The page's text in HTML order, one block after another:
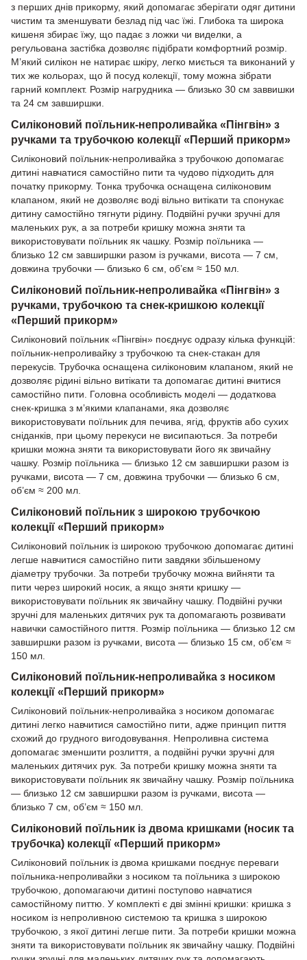
з перших днів прикорму, який допомагає зберігати одяг дитини
чистим та зменшувати безлад під час їжі. Глибока та широка
кишеня збирає їжу, що падає з ложки чи виделки, а
регульована застібка дозволяє підібрати комфортний розмір.
М’який силікон не натирає шкіру, легко миється та виконаний у
тих же кольорах, що й посуд колекції, тому можна зібрати
гарний комплект. Розмір нагрудника — близько 30 см заввишки
та 24 см завширшки.
Силіконовий поїльник-непроливайка «Пінгвін» з
ручками та трубочкою колекції «Перший прикорм»
Силіконовий поїльник-непроливайка з трубочкою допомагає
дитині навчатися самостійно пити та чудово підходить для
початку прикорму. Тонка трубочка оснащена силіконовим
клапаном, який не дозволяє воді вільно витікати та спонукає
дитину самостійно тягнути рідину. Подвійні ручки зручні для
маленьких рук, а за потреби кришку можна зняти та
використовувати поїльник як чашку. Розмір поїльника —
близько 12 см завширшки разом із ручками, висота — 7 см,
довжина трубочки — близько 6 см, об’єм ≈ 150 мл.
Силіконовий поїльник-непроливайка «Пінгвін» з
ручками, трубочкою та снек-кришкою колекції
«Перший прикорм»
Силіконовий поїльник «Пінгвін» поєднує одразу кілька функцій:
поїльник-непроливайку з трубочкою та снек-стакан для
перекусів. Трубочка оснащена силіконовим клапаном, який не
дозволяє рідині вільно витікати та допомагає дитині вчитися
самостійно пити. Головна особливість моделі — додаткова
снек-кришка з м’якими клапанами, яка дозволяє
використовувати поїльник для печива, ягід, фруктів або сухих
сніданків, при цьому перекуси не висипаються. За потреби
кришки можна зняти та використовувати його як звичайну
чашку. Розмір поїльника — близько 12 см завширшки разом із
ручками, висота — 7 см, довжина трубочки — близько 6 см,
об’єм ≈ 200 мл.
Силіконовий поїльник з широкою трубочкою
колекції «Перший прикорм»
Силіконовий поїльник із широкою трубочкою допомагає дитині
легше навчитися самостійно пити завдяки збільшеному
діаметру трубочки. За потреби трубочку можна вийняти та
пити через широкий носик, а якщо зняти кришку —
використовувати поїльник як звичайну чашку. Подвійні ручки
зручні для маленьких дитячих рук та допомагають розвивати
навички самостійного пиття. Розмір поїльника — близько 12 см
завширшки разом із ручками, висота — близько 15 см, об’єм ≈
150 мл.
Силіконовий поїльник-непроливайка з носиком
колекції «Перший прикорм»
Силіконовий поїльник-непроливайка з носиком допомагає
дитині легко навчитися самостійно пити, адже принцип пиття
схожий до грудного вигодовування. Непроливна система
допомагає зменшити розлиття, а подвійні ручки зручні для
маленьких дитячих рук. За потреби кришку можна зняти та
використовувати поїльник як звичайну чашку. Розмір поїльника
— близько 12 см завширшки разом із ручками, висота —
близько 7 см, об’єм ≈ 150 мл.
Силіконовий поїльник із двома кришками (носик та
трубочка) колекції «Перший прикорм»
Силіконовий поїльник із двома кришками поєднує переваги
поїльника-непроливайки з носиком та поїльника з широкою
трубочкою, допомагаючи дитині поступово навчатися
самостійному питтю. У комплекті є дві змінні кришки: кришка з
носиком із непроливною системою та кришка з широкою
трубочкою, з якої дитині легше пити. За потреби кришки можна
зняти та використовувати поїльник як звичайну чашку. Подвійні